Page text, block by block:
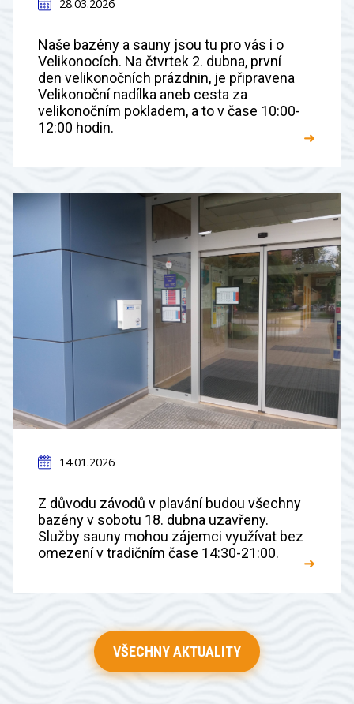
28.03.2026
Naše bazény a sauny jsou tu pro vás i o
Velikonocích. Na čtvrtek 2. dubna, první
den velikonočních prázdnin, je připravena
Velikonoční nadílka aneb cesta za
velikonočním pokladem, a to v čase 10:00-
12:00 hodin.
➜
14.01.2026
Z důvodu závodů v plavání budou všechny
bazény v sobotu 18. dubna uzavřeny.
Služby sauny mohou zájemci využívat bez
omezení v tradičním čase 14:30-21:00.
➜
VŠECHNY AKTUALITY